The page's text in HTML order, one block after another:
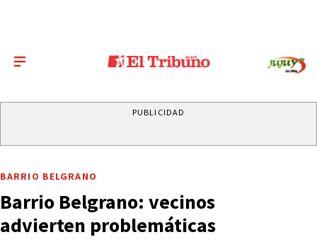
PUBLICIDAD
BARRIO BELGRANO
Barrio Belgrano: vecinos
advierten problemáticas